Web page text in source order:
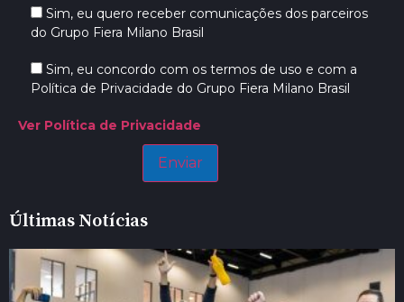
Sim, eu quero receber comunicações dos parceiros
do Grupo Fiera Milano Brasil
Sim, eu concordo com os termos de uso e com a
Política de Privacidade do Grupo Fiera Milano Brasil
Ver Política de Privacidade
Últimas Notícias